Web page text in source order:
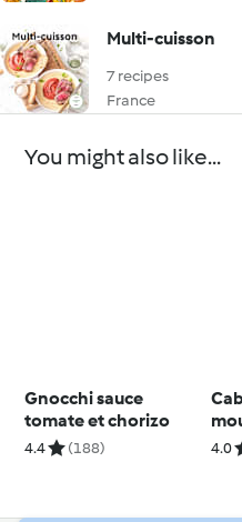
Multi-cuisson
7 recipes
France
You might also like...
Gnocchi sauce
tomate et chorizo
4.4 (188) 4.0